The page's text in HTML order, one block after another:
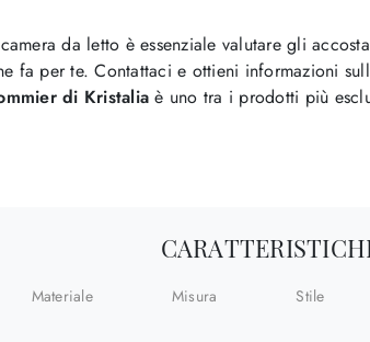
da letto è essenziale valutare gli
per te. Contattaci e ottieni informazioni
di Kristalia è uno tra i prodotti più
Materiale Misura Stile